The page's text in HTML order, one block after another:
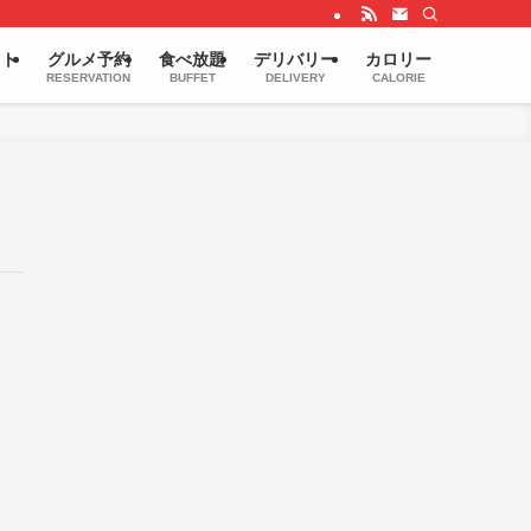
グルメ予約
RESERVATION
食べ放題
BUFFET
デリバリー
DELIVERY
カロリー
CALORIE